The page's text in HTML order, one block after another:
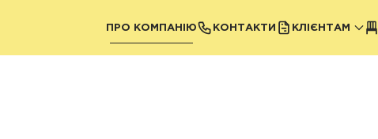
ПРО КОМПАНІЮ КОНТАКТИ КЛІЄНТАМ